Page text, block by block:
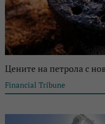
Цените на петрола с
Financial Tribune